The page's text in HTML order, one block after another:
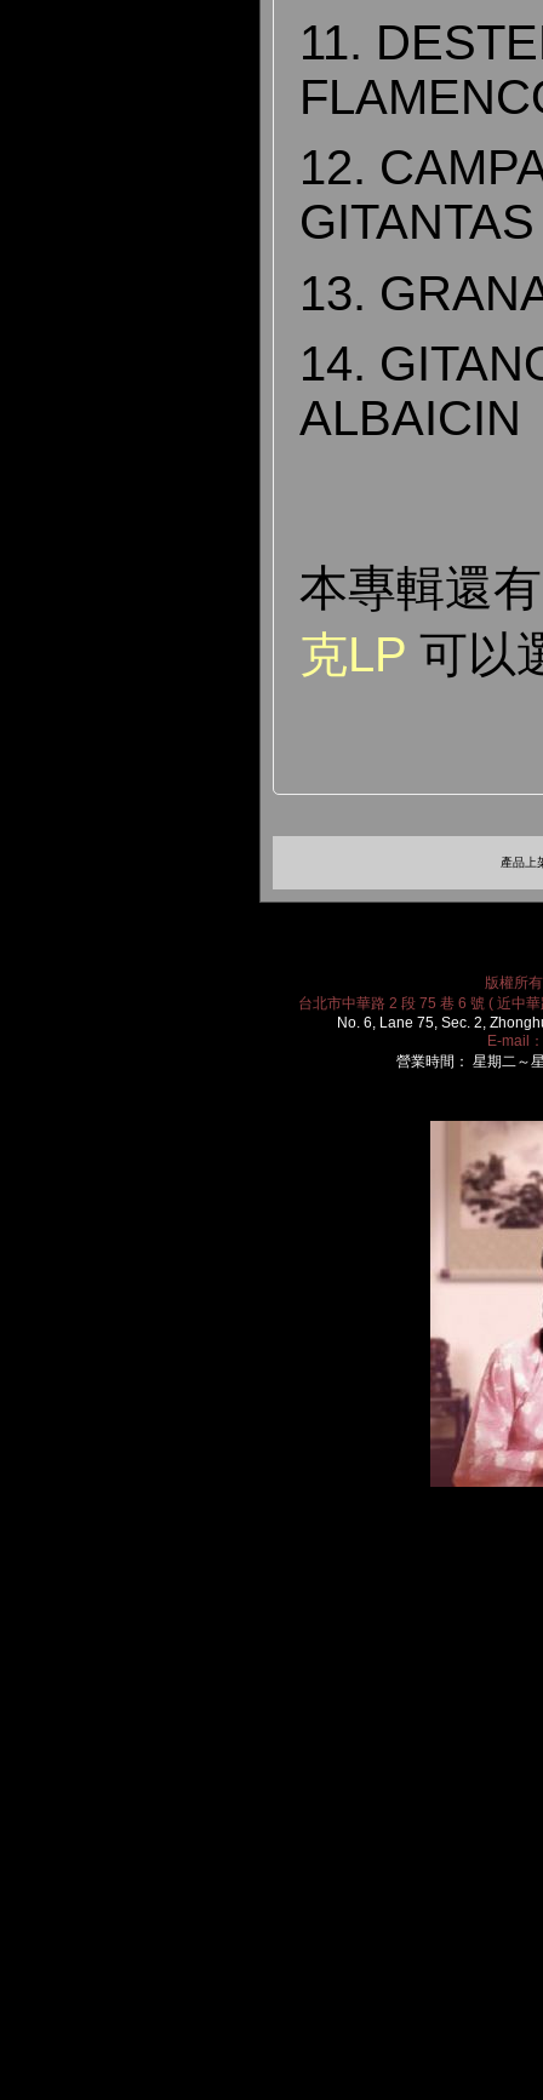
11.
12.
GITANTAS
13.
14.
ALBAICIN
本專輯還
克LP可以
產品上
版權所
台北市中華路 2 段 75 巷 6 號 ( 近中
No. 6, Lane 75, Sec. 2,
E-mail：
營業時間： 星期二～